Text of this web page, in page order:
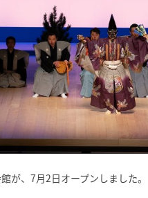
が、7月2日オープンしました。